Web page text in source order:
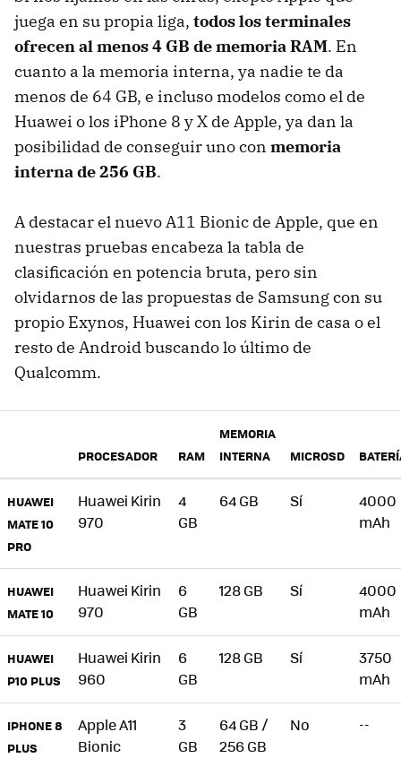
juega en su propia liga, todos los terminales
ofrecen al menos 4 GB de memoria RAM. En
cuanto a la memoria interna, ya nadie te da
menos de 64 GB, e incluso modelos como el de
Huawei o los iPhone 8 y X de Apple, ya dan la
posibilidad de conseguir uno con memoria
interna de 256 GB.
A destacar el nuevo A11 Bionic de Apple, que en
nuestras pruebas encabeza la tabla de
clasificación en potencia bruta, pero sin
olvidarnos de las propuestas de Samsung con su
propio Exynos, Huawei con los Kirin de casa o el
resto de Android buscando lo último de
Qualcomm.
PROCESADOR RAM
MEMORIA
INTERNA
MICROSD
HUAWEI
MATE 10
PRO
Huawei Kirin
970
4
GB
64 GB Sí
4000
mAh
HUAWEI
MATE 10
Huawei Kirin
970
6
GB
128 GB Sí
4000
mAh
HUAWEI
P10 PLUS
Huawei Kirin
960
6
GB
128 GB Sí
3750
mAh
IPHONE 8
PLUS
Apple A11
Bionic
3
GB
64 GB /
256 GB
No --